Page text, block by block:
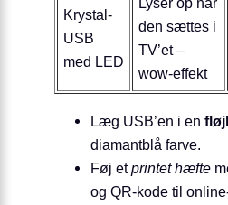
Krystal-
USB
med LED
den sættes i
TV’et –
wow-effekt
Læg USB’en i en
diamantblå farve.
Føj etprintet hæfte
og QR-kode til